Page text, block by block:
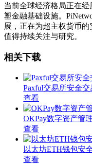
当前全球经济格局正在
塑金融基础设施。
展，正在为超主权货币
值得持续关注与研究。
相关下载
Paxful交易所安全
查看
OKPay数字资产管
查看
以太坊ETH钱包安
查看